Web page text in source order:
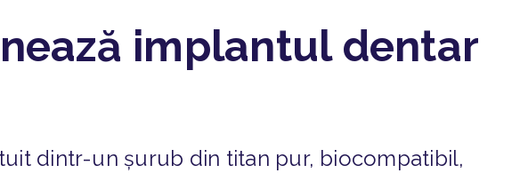
implantul dentar
dintr-un șurub din titan pur, biocompatibil,